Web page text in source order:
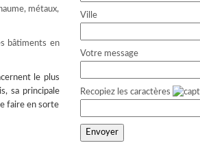
métaux,
bâtiments en
le plus
sa principale
faire en sorte
Ville
Votre message
Recopiez les caractères